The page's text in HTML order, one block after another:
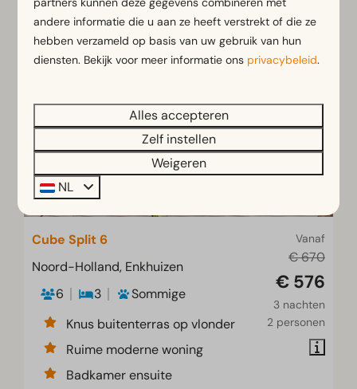
Bekijken
UITGELICHT
Vanaf
€ 670
€ 576
3 nachten
2 personen
Cube Split 6
Noord-Holland, Enkhuizen
6
3
Sommige
Knus buitenterras op vlonder
Ruime moderne woning
Badkamer ensuite
andere informatie die u aan ze heeft verstrekt of die ze
hebben verzameld op basis van uw gebruik van hun
diensten. Bekijk voor meer informatie ons privacybeleid.
Alles accepteren
Zelf instellen
Weigeren
NL